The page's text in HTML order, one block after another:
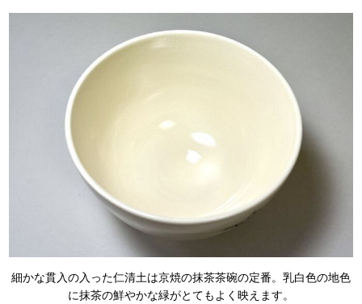
細かな貫入の入った仁清土は京焼の抹茶茶碗の定番。乳白色の地色
に抹茶の鮮やかな緑がとてもよく映えます。